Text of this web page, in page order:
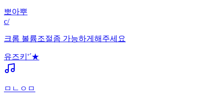
뽀아뿌
c/
크롬 볼륨조절좀 가능하게해주세요
유즈키'´★
ㅁㄴㅇㅁ